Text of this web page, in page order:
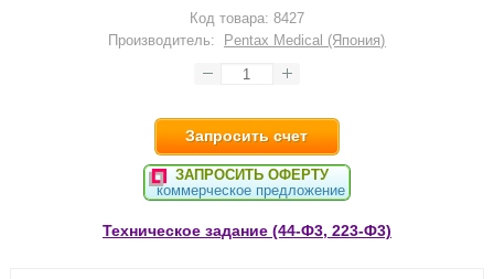
Код товара: 8427
Производитель:
Pentax Medical (Япония)
Запросить счет
ЗАПРОСИТЬ ОФЕРТУ
коммерческое предложение
Техническое задание (44-Ф3, 223-Ф3)